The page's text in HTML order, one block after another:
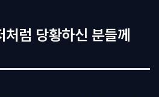
럼 당황하신 분들께